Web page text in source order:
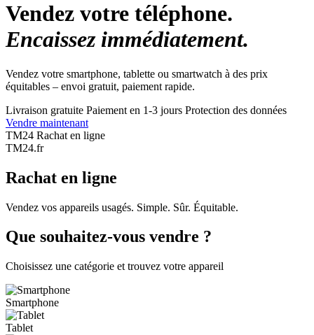
Vendez votre téléphone.
Encaissez immédiatement.
Vendez votre smartphone, tablette ou smartwatch à des prix
équitables – envoi gratuit, paiement rapide.
Livraison gratuite Paiement en 1-3 jours Protection des données
Vendre maintenant
TM24 Rachat en ligne
TM24.fr
Rachat en ligne
Vendez vos appareils usagés. Simple. Sûr. Équitable.
Que souhaitez-vous vendre ?
Choisissez une catégorie et trouvez votre appareil
Smartphone
Tablet